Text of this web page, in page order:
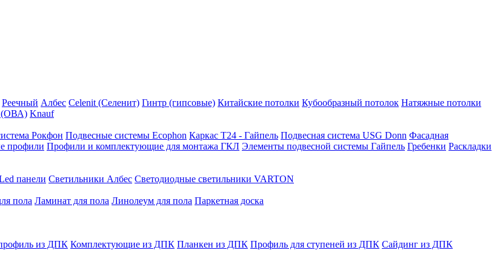
Реечный Албес Celenit (Селенит) Гинтр (гипсовые) Китайские потолки Кубообразный потолок Натяжные потолки
(ОВА) Knauf
Рокфон Подвесные системы Ecophon Каркас Т24 - Гайпель Подвесная система USG Donn Фасадная
профили Профили и комплектующие для монтажа ГКЛ Элементы подвесной системы Гайпель Гребенки Раскладки
панели Светильники Албес Светодиодные светильники VARTON
пола Ламинат для пола Линолеум для пола Паркетная доска
из ДПК Комплектующие из ДПК Планкен из ДПК Профиль для ступеней из ДПК Сайдинг из ДПК